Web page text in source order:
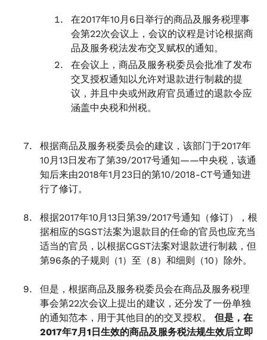
在2017年10月6日举行的商品及服务税理事
会第22次会议上，会议的议程是讨论根据商
品及服务税法发布交叉赋权的通知。
在会议上，商品及服务税委员会批准了发布
交叉授权通知以允许对退款进行制裁的提
议，并且中央或州政府官员通过的退款令应
涵盖中央税和州税。
根据商品及服务税委员会的建议，该部门于2017年
10月13日发布了第39/2017号通知——中央税，该通
知后来由2018年1月23日的第10/2018-CT号通知进
行了修订。
根据2017年10月13日第39/2017号通知（修订），根
据相应的SGST法案为退款目的任命的官员也应充当
适当的官员，以根据CGST法案对退款进行制裁，但
第96条的子规则（1）至（8）和细则（10）除外。
但是，根据商品及服务税委员会在商品及服务税理
事会第22次会议上提出的建议，还分发了一份单独
的通知范本，用于其他目的的交叉授权。 但是，在
2017年7月1日生效的商品及服务税法规生效后立即